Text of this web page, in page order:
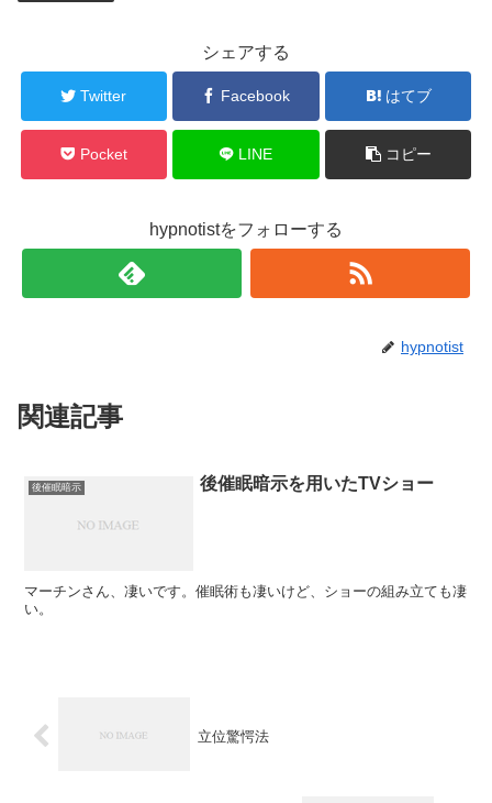
シェアする
Twitter Facebook はてブ
Pocket LINE コピー
hypnotistをフォローする
hypnotist
関連記事
後催眠暗示 後催眠暗示を用いたTVショー
マーチンさん、凄いです。催眠術も凄いけど、ショーの組み立ても凄
い。
立位驚愕法